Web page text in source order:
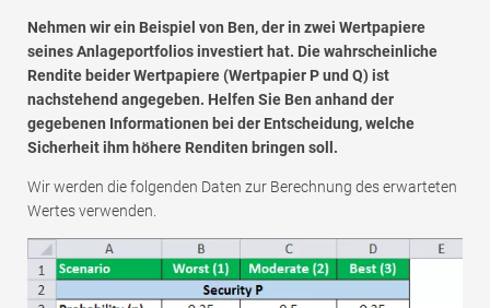
Nehmen wir ein Beispiel von Ben, der in zwei Wertpapiere
seines Anlageportfolios investiert hat. Die wahrscheinliche
Rendite beider Wertpapiere (Wertpapier P und Q) ist
nachstehend angegeben. Helfen Sie Ben anhand der
gegebenen Informationen bei der Entscheidung, welche
Sicherheit ihm höhere Renditen bringen soll.
Wir werden die folgenden Daten zur Berechnung des erwarteten
Wertes verwenden.